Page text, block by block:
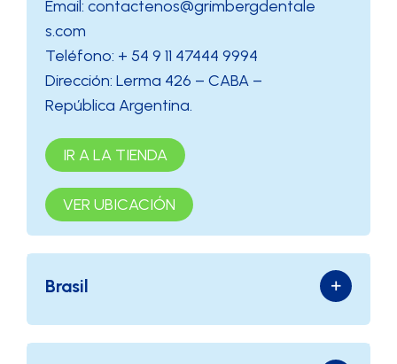
Email: contactenos@grimbergdentale
s.com
Teléfono: + 54 9 11 47444 9994
Dirección: Lerma 426 – CABA –
República Argentina.
IR A LA TIENDA
VER UBICACIÓN
Brasil